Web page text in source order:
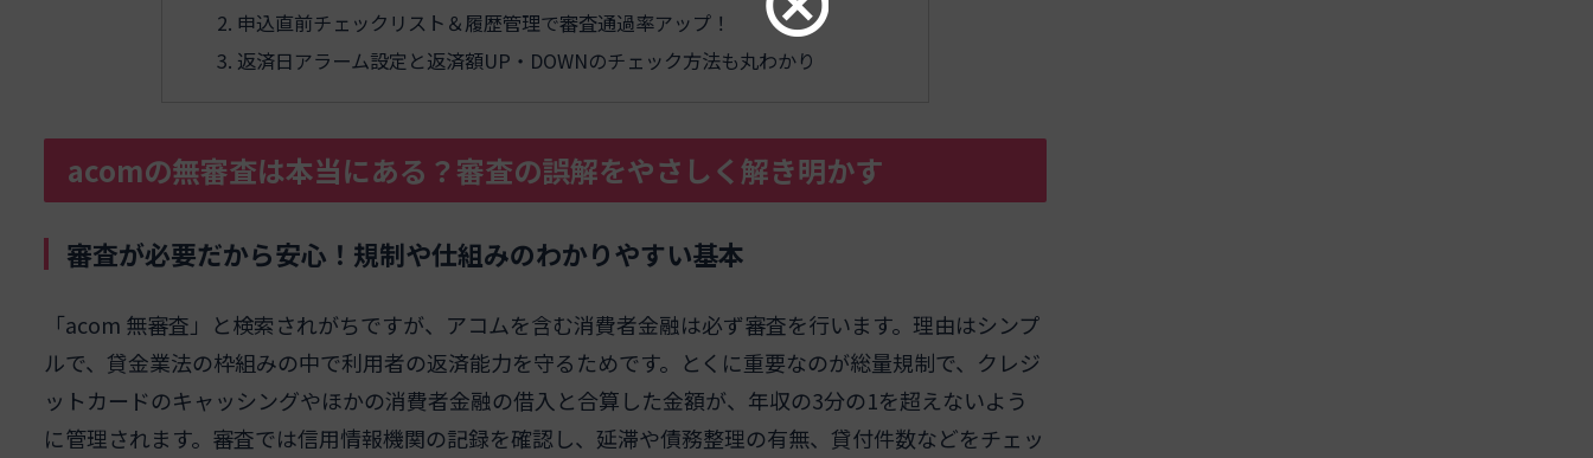
申込直前チェックリスト＆履歴管理で審査通過率アップ！
返済日アラーム設定と返済額UP・DOWNのチェック方法も丸わかり
acomの無審査は本当にある？審査の誤解をやさしく解き明かす
審査が必要だから安心！規制や仕組みのわかりやすい基本
「acom 無審査」と検索されがちですが、アコムを含む消費者金融は必ず審査を行います。理由はシンプ
ルで、貸金業法の枠組みの中で利用者の返済能力を守るためです。とくに重要なのが総量規制で、クレジ
ットカードのキャッシングやほかの消費者金融の借入と合算した金額が、年収の3分の1を超えないよう
に管理されます。審査では信用情報機関の記録を確認し、延滞や債務整理の有無、貸付件数などをチェッ